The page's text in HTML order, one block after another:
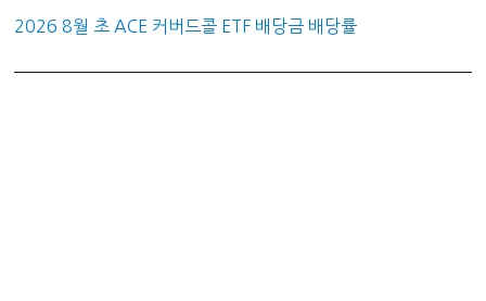
2026 8월 초 ACE 커버드콜 ETF 배당금 배당률